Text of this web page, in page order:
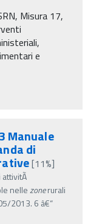
Misura 17,
e
Manuale
di
[11%]
attivitÃ
nellezonerurali
2013. 6 â€“